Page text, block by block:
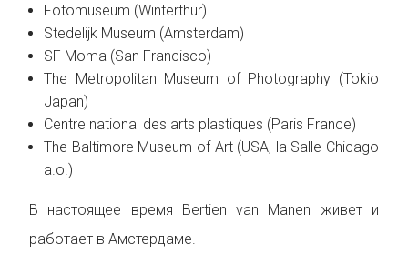
Fotomuseum (Winterthur)
Stedelijk Museum (Amsterdam)
SF Moma (San Francisco)
The Metropolitan Museum of Photography (Tokio
Japan)
Centre national des arts plastiques (Paris France)
The Baltimore Museum of Art (USA, la Salle Chicago
a.o.)
В настоящее время Bertien van Manen живет и
работает в Амстердаме.